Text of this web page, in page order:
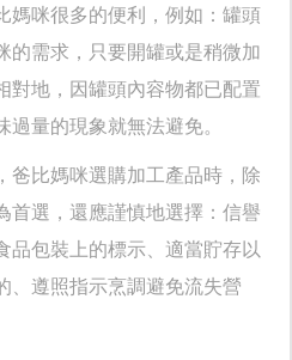
媽咪很多的便利，例如：罐頭
的需求，只要開罐或是稍微加
對地，因罐頭內容物都已配置
量的現象就無法避免。
爸比媽咪選購加工產品時，除
首選，還應謹慎地選擇：信譽
品包裝上的標示、適當貯存以
、遵照指示烹調避免流失營